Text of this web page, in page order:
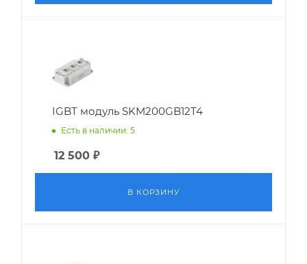
IGBT модуль SKM200GB12T4
Есть в наличии: 5
12 500 ₽
В КОРЗИНУ